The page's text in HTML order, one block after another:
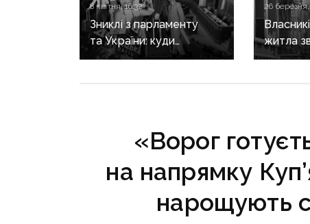
8 квітня, 16:32
Зниклі з парламенту
та України: куди
поділася більшість
26 березня,
житла
сплати
«Ворог
на напрямку
нарощують